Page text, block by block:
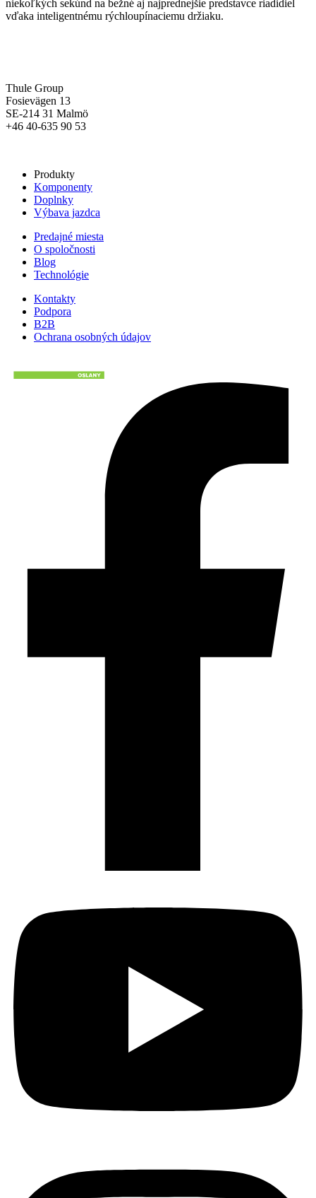
niekoľkých sekúnd na bežné aj najprednejšie predstavce riadidiel
vďaka inteligentnému rýchloupínaciemu držiaku.
Thule Group
Fosievägen 13
SE-214 31 Malmö
+46 40-635 90 53
Produkty
Komponenty
Doplnky
Výbava jazdca
Predajné miesta
O spoločnosti
Blog
Technológie
Kontakty
Podpora
B2B
Ochrana osobných údajov